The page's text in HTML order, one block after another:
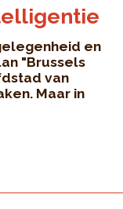
en
"Brussels
van
Maar in